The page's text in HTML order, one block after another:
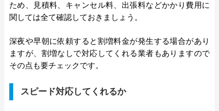
ため、見積料、キャンセル料、出張料などかかり費用に
関しては全て確認しておきましょう。
深夜や早朝に依頼すると割増料金が発生する場合があり
ますが、割増なしで対応してくれる業者もありますので
その点も要チェックです。
スピード対応してくれるか